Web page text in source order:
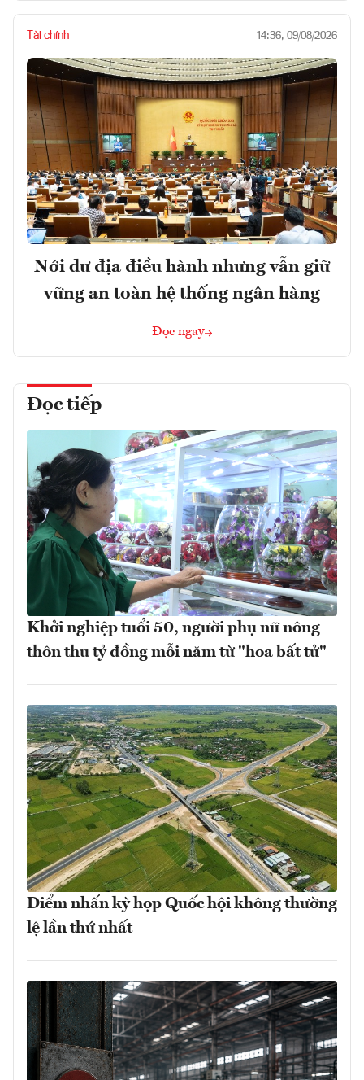
Tài chính 14:36, 09/08/2026
Nới dư địa điều hành nhưng vẫn giữ
vững an toàn hệ thống ngân hàng
Đọc ngay
Đọc tiếp
Khởi nghiệp tuổi 50, người phụ nữ nông
thôn thu tỷ đồng mỗi năm từ "hoa bất tử"
Điểm nhấn kỳ họp Quốc hội không thường
lệ lần thứ nhất